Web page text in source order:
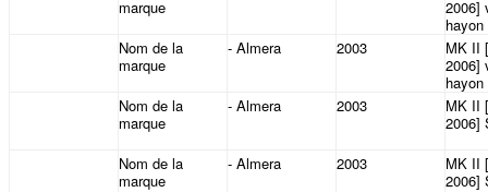
marque
2006]
hayon
Nom de la
marque
- Almera 2003
MK II
2006]
hayon
Nom de la
marque
- Almera 2003
MK II
2006]
Nom de la
marque
- Almera 2003
MK II
2006]